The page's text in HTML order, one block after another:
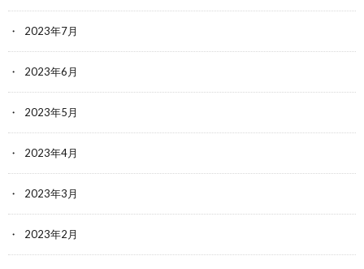
2023年7月
2023年6月
2023年5月
2023年4月
2023年3月
2023年2月